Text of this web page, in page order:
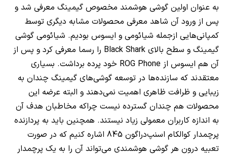
به عنوان اولین گوشی هوشمند مخصوص گیمینگ معرفی شد و
پس از ورود آن شاهد معرفی محصولات مشابه دیگری توسط
کمپانی‌هایی ازجمله شیائومی و ایسوس بودیم. شیائومی گوشی
گیمینگ و سطح بالای Black Shark را رسما معرفی کرد و پس از
آن هم ایسوس از ROG Phone خود پرده برداشت. بسیاری
معتقدند که سازنده‌ها در توسعه گوشی‌های گیمینگ چندان به
زیبایی و ظرافت ظاهری اهمیت نمی‌دهند و البته عرضه این
محصولات هم چندان گسترده نیست چراکه مخاطبان هدف آن
به اندازه کاربران معمولی زیاد نیستند. همچنین باید به پردازنده
پرچمدار کوالکام اسنپ‌دراگون 845 اشاره کنیم که در صورت
تعبیه درون هر گوشی هوشمندی می‌تواند آن را به یک پرچمدار